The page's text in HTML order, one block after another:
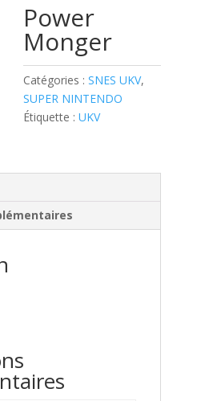
Power
Monger
Catégories :SNES UKV,
SUPER NINTENDO
Étiquette :UKV